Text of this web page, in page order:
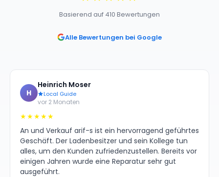
Basierend auf 410 Bewertungen
Alle Bewertungen bei Google
H
Heinrich Moser
Local Guide
vor 2 Monaten
★★★★★
An und Verkauf arif-s ist ein hervorragend geführtes
Geschäft. Der Ladenbesitzer und sein Kollege tun
alles, um den Kunden zufriedenzustellen. Bereits vor
einigen Jahren wurde eine Reparatur sehr gut
ausgeführt.